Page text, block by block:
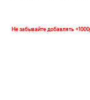
Не забывайте добавлять